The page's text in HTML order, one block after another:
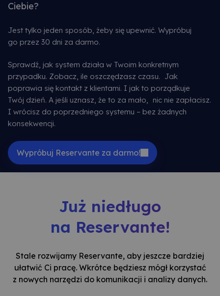
Ciebie?
Jest tylko jeden sposób, żeby się upewnić. Wypróbuj
go przez 30 dni za darmo.
Sprawdź, jak system działa w Twoim konkretnym
przypadku. Zobacz, ile oszczędzasz czasu. Jak
poprawia się kontakt z klientami. I jak to porządkuje
Twój dzień. A jeśli uznasz, że to za mało, nic nie zapłacisz.
I wrócisz do poprzedniego systemu – bez żadnych
konsekwencji.
Wypróbuj Reservante za darmo!
Już niedługo
na Reservante!
Stale rozwijamy Reservante, aby jeszcze bardziej
ułatwić Ci pracę. Wkrótce będziesz mógł korzystać
z nowych narzędzi do komunikacji i analizy danych.